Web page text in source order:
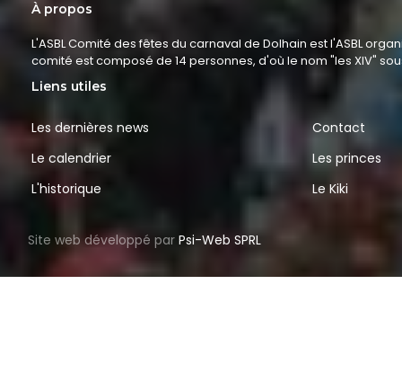
À propos
L'ASBL Comité des fêtes du carnaval de Dolhain est l'ASBL
comité est composé de 14 personnes, d'où le nom "les XIV"
Liens utiles
Les dernières news
Le calendrier
L'historique
Contact
Les princes
Le Kiki
Site web développé par Psi-Web SPRL